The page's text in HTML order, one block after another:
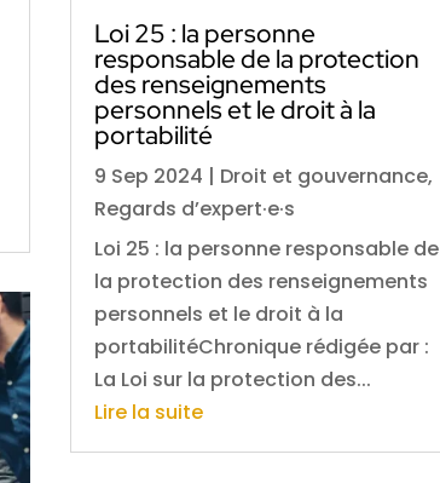
Loi 25 : la personne
responsable de la protection
des renseignements
personnels et le droit à la
portabilité
9 Sep 2024 | Droit et gouvernance,
Regards d’expert·e·s
Loi 25 : la personne responsable de
la protection des renseignements
personnels et le droit à la
portabilitéChronique rédigée par :
La Loi sur la protection des...
Lire la suite